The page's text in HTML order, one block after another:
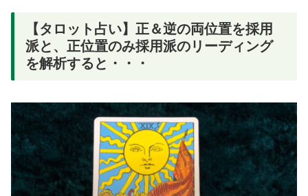
【タロット占い】正＆逆の両位置を採用
派と、正位置のみ採用派のリーディング
を解析すると・・・